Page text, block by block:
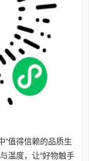
“值得信赖的品质生
温度，让“好物触手